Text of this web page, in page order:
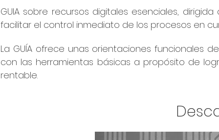
GUIA sobre recursos digitales esenciales,
facilitar el control inmediato de los procesos en
La GUÍA ofrece unas orientaciones funcionales
con las herramientas básicas a propósito de
rentable.